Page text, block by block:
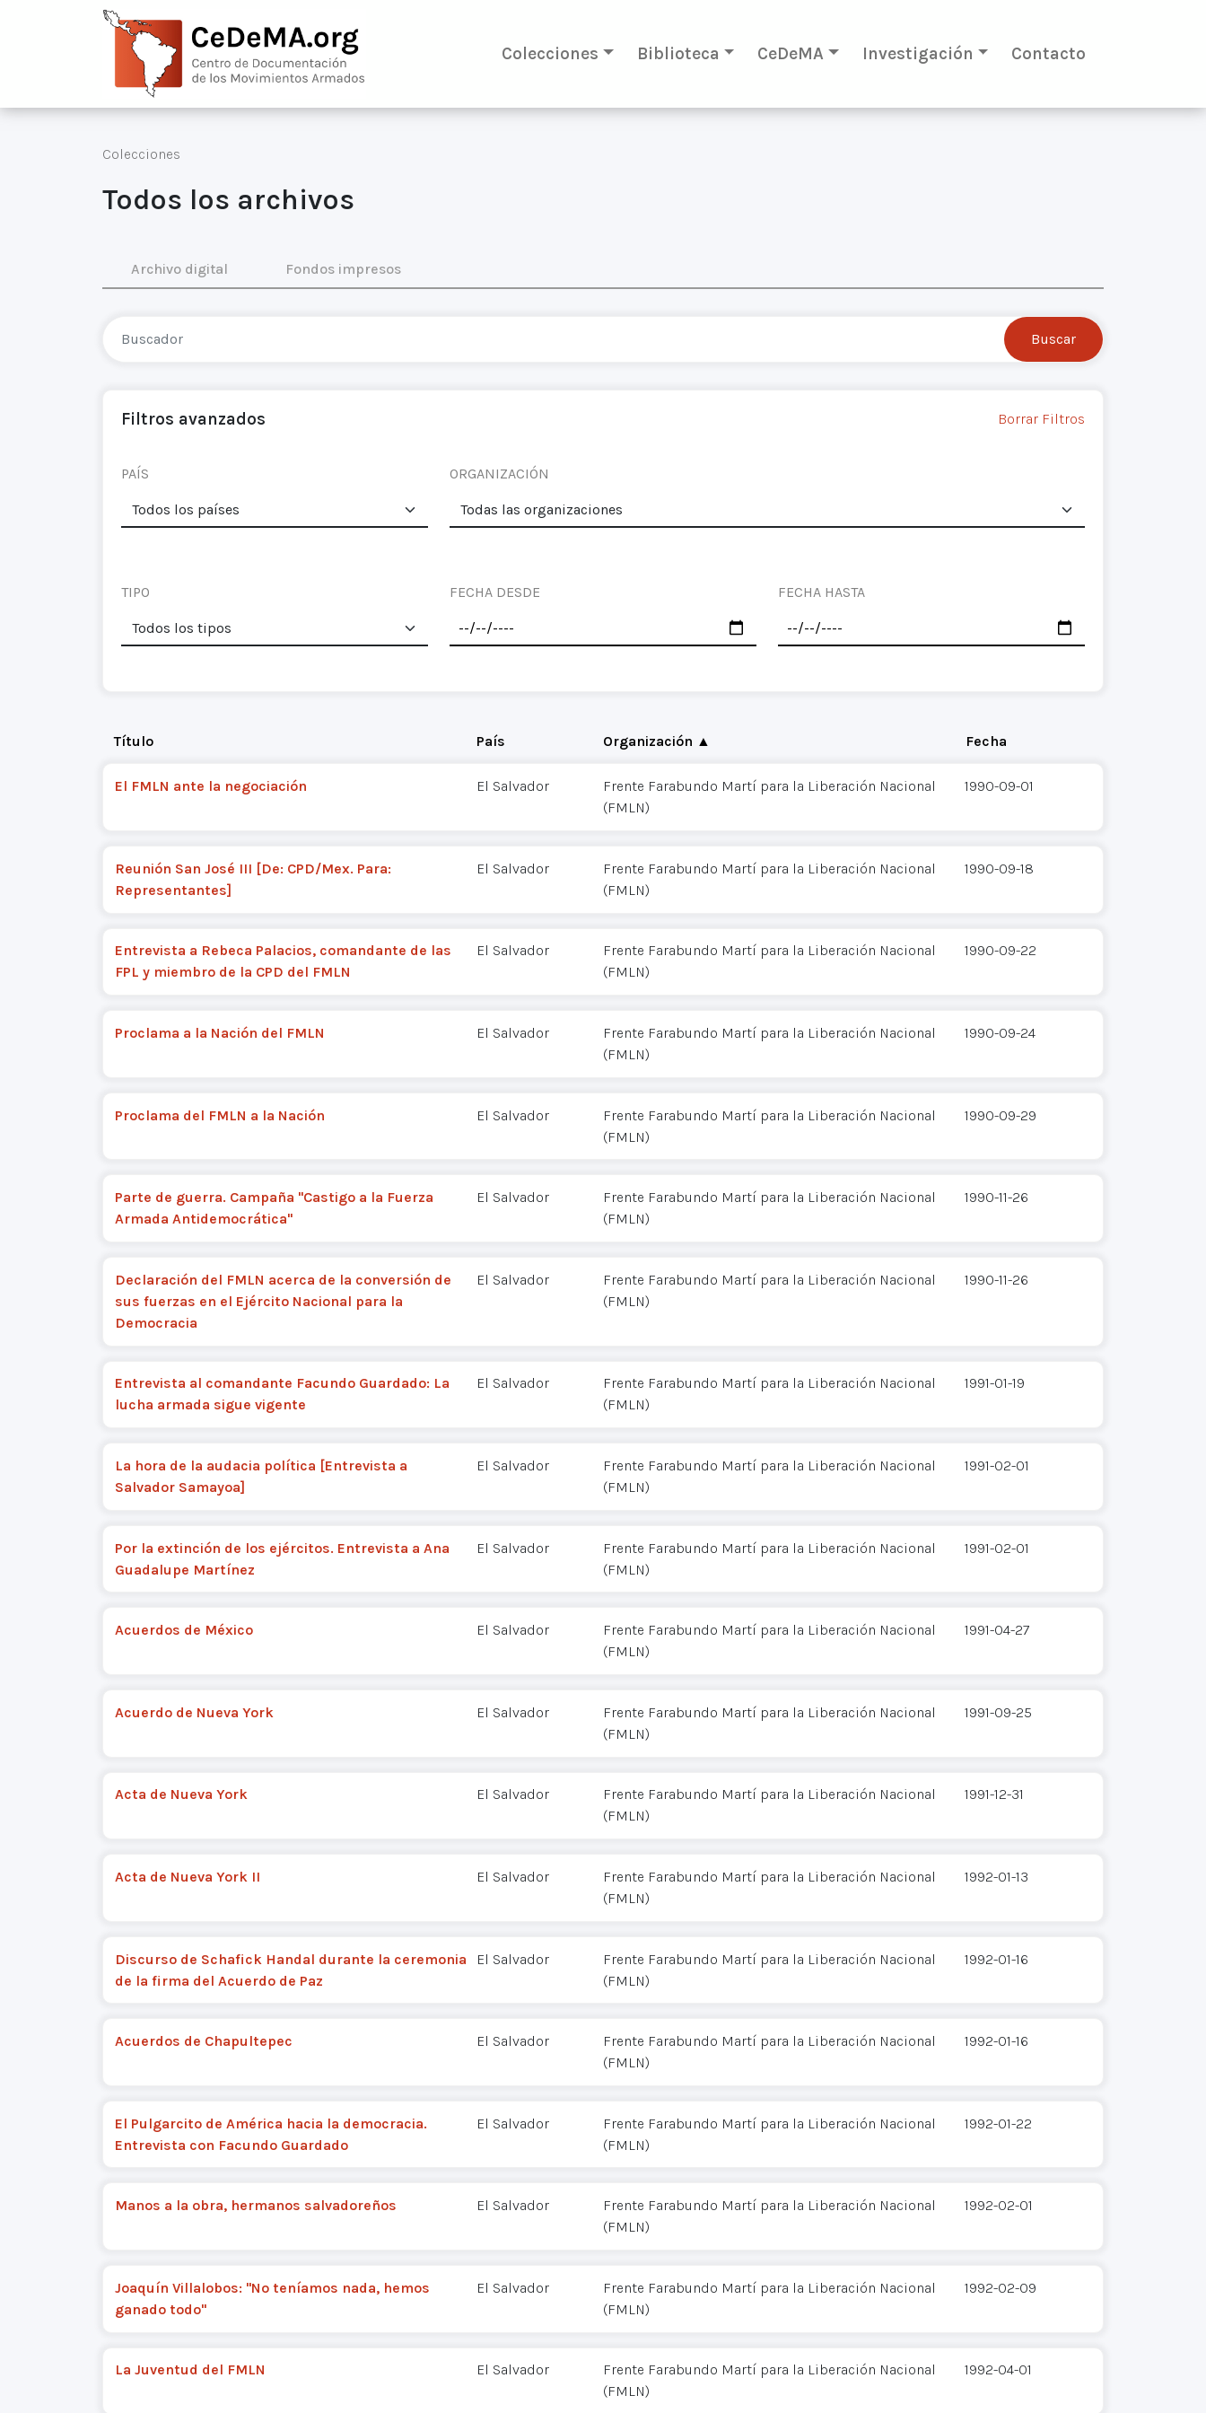
Colecciones Biblioteca CeDeMA Investigación Contacto
Colecciones
Todos los archivos
Archivo digital Fondos impresos
Filtros avanzados Borrar Filtros
PAÍS ORGANIZACIÓN
TIPO FECHA DESDE FECHA HASTA
Título País Organización ▲ Fecha
El FMLN ante la negociación El Salvador
Frente Farabundo Martí para la Liberación Nacional
(FMLN)
1990-09-01
Reunión San José III [De: CPD/Mex. Para:
Representantes]
El Salvador
Frente Farabundo Martí para la Liberación Nacional
(FMLN)
1990-09-18
Entrevista a Rebeca Palacios, comandante de las
FPL y miembro de la CPD del FMLN
El Salvador
Frente Farabundo Martí para la Liberación Nacional
(FMLN)
1990-09-22
Proclama a la Nación del FMLN El Salvador
Frente Farabundo Martí para la Liberación Nacional
(FMLN)
1990-09-24
Proclama del FMLN a la Nación El Salvador
Frente Farabundo Martí para la Liberación Nacional
(FMLN)
1990-09-29
Parte de guerra. Campaña "Castigo a la Fuerza
Armada Antidemocrática"
El Salvador
Frente Farabundo Martí para la Liberación Nacional
(FMLN)
1990-11-26
Declaración del FMLN acerca de la conversión de
sus fuerzas en el Ejército Nacional para la
Democracia
El Salvador
Frente Farabundo Martí para la Liberación Nacional
(FMLN)
1990-11-26
Entrevista al comandante Facundo Guardado: La
lucha armada sigue vigente
El Salvador
Frente Farabundo Martí para la Liberación Nacional
(FMLN)
1991-01-19
La hora de la audacia política [Entrevista a
Salvador Samayoa]
El Salvador
Frente Farabundo Martí para la Liberación Nacional
(FMLN)
1991-02-01
Por la extinción de los ejércitos. Entrevista a Ana
Guadalupe Martínez
El Salvador
Frente Farabundo Martí para la Liberación Nacional
(FMLN)
1991-02-01
Acuerdos de México El Salvador
Frente Farabundo Martí para la Liberación Nacional
(FMLN)
1991-04-27
Acuerdo de Nueva York El Salvador
Frente Farabundo Martí para la Liberación Nacional
(FMLN)
1991-09-25
Acta de Nueva York El Salvador
Frente Farabundo Martí para la Liberación Nacional
(FMLN)
1991-12-31
Acta de Nueva York II El Salvador
Frente Farabundo Martí para la Liberación Nacional
(FMLN)
1992-01-13
Discurso de Schafick Handal durante la ceremonia
de la firma del Acuerdo de Paz
El Salvador
Frente Farabundo Martí para la Liberación Nacional
(FMLN)
1992-01-16
Acuerdos de Chapultepec El Salvador
Frente Farabundo Martí para la Liberación Nacional
(FMLN)
1992-01-16
El Pulgarcito de América hacia la democracia.
Entrevista con Facundo Guardado
El Salvador
Frente Farabundo Martí para la Liberación Nacional
(FMLN)
1992-01-22
Manos a la obra, hermanos salvadoreños El Salvador
Frente Farabundo Martí para la Liberación Nacional
(FMLN)
1992-02-01
Joaquín Villalobos: "No teníamos nada, hemos
ganado todo"
El Salvador
Frente Farabundo Martí para la Liberación Nacional
(FMLN)
1992-02-09
La Juventud del FMLN El Salvador
Frente Farabundo Martí para la Liberación Nacional
(FMLN)
1992-04-01